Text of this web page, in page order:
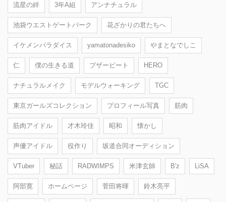
流星の絆 3年A組 アンナチュラル
池袋ウエストゲートパーク 花ざかりの君たちへ
イケメンパラダイス yamatonadesiko やまとなでしこ
仁 僕の生きる道 ブザービート HERO
ナチュラルメイク モデルウォーキング TGC
東京ガールズコレクション プロフィール写真 筋肉
筋肉アイドル 才木玲佳 昭和 懐かし
声優アイドル 役作り 坂道合同オーディション
VTuber 秘話 RADWIMPS 米津玄師 B'z LiSA
阿部寛 ホームページ 菅田将暉 鈴木亮平